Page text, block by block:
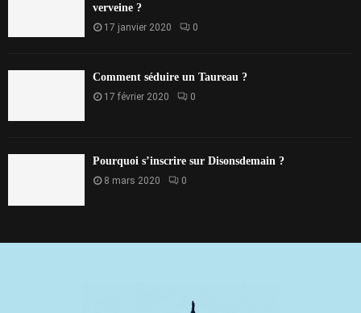
verveine ?
17 janvier 2020 0
Comment séduire un Taureau ?
17 février 2020 0
Pourquoi s’inscrire sur Disonsdemain ?
8 mars 2020 0